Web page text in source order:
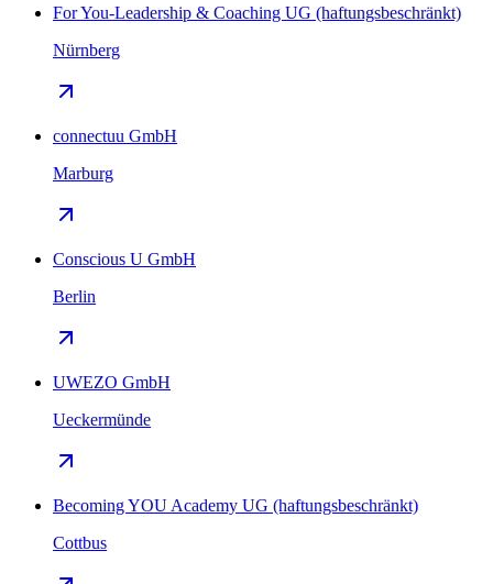
For You-Leadership & Coaching UG (haftungsbeschränkt)
Nürnberg
connectuu GmbH
Marburg
Conscious U GmbH
Berlin
UWEZO GmbH
Ueckermünde
Becoming YOU Academy UG (haftungsbeschränkt)
Cottbus